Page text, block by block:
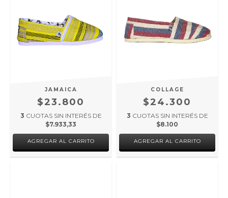
JAMAICA
$23.800
3 CUOTAS SIN INTERÉS DE
$7.933,33
AGREGAR AL CARRITO
COLLAGE
$24.300
3 CUOTAS SIN INTERÉS DE
$8.100
AGREGAR AL CARRITO